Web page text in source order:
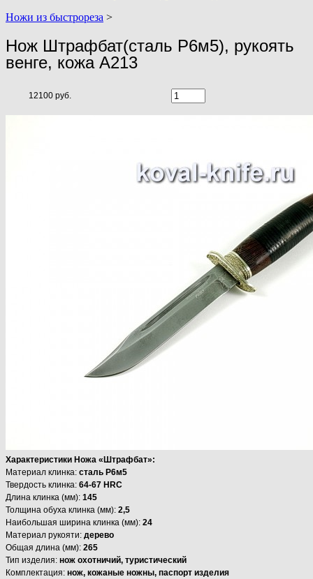
Ножи из быстрореза >
Нож Штрафбат(сталь Р6м5), рукоять
венге, кожа A213
12100 руб.
Характеристики Ножа «Штрафбат»:
Материал клинка: сталь Р6м5
Твердость клинка: 64-67 HRC
Длина клинка (мм): 145
Толщина обуха клинка (мм): 2,5
Наибольшая ширина клинка (мм): 24
Материал рукояти: дерево
Общая длина (мм): 265
Тип изделия: нож охотничий, туристический
Комплектация: нож, кожаные ножны, паспорт изделия